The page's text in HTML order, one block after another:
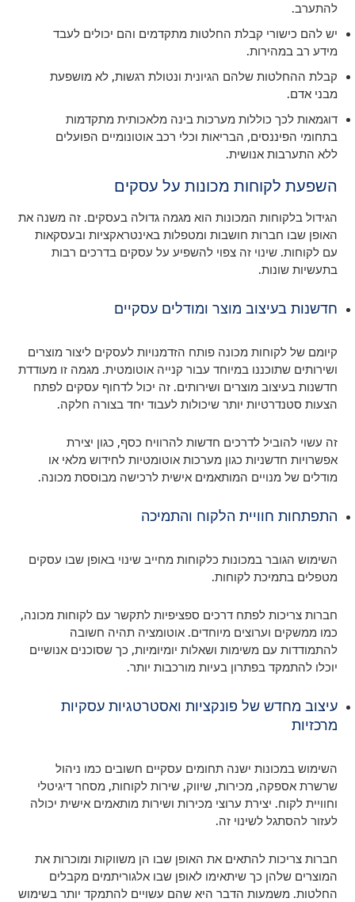
להתערב.
יש להם כישורי קבלת החלטות מתקדמים והם יכולים לעבד
מידע רב במהירות.
קבלת ההחלטות שלהם הגיונית ונטולת רגשות, לא מושפעת
מבני אדם.
דוגמאות לכך כוללות מערכות בינה מלאכותית מתקדמות
בתחומי הפיננסים, הבריאות וכלי רכב אוטונומיים הפועלים
ללא התערבות אנושית.
השפעת לקוחות מכונות על עסקים
הגידול בלקוחות המכונות הוא מגמה גדולה בעסקים. זה משנה את
האופן שבו חברות חושבות ומטפלות באינטראקציות ובעסקאות
עם לקוחות. שינוי זה צפוי להשפיע על עסקים בדרכים רבות
בתעשיות שונות.
חדשנות בעיצוב מוצר ומודלים עסקיים
קיומם של לקוחות מכונה פותח הזדמנויות לעסקים ליצור מוצרים
ושירותים שתוכננו במיוחד עבור קנייה אוטומטית. מגמה זו מעודדת
חדשנות בעיצוב מוצרים ושירותים. זה יכול לדחוף עסקים לפתח
הצעות סטנדרטיות יותר שיכולות לעבוד יחד בצורה חלקה.
זה עשוי להוביל לדרכים חדשות להרוויח כסף, כגון יצירת
אפשרויות חדשניות כגון מערכות אוטומטיות לחידוש מלאי או
מודלים של מנויים המותאמים אישית לרכישה מבוססת מכונה.
התפתחות חוויית הלקוח והתמיכה
השימוש הגובר במכונות כלקוחות מחייב שינוי באופן שבו עסקים
מטפלים בתמיכת לקוחות.
חברות צריכות לפתח דרכים ספציפיות לתקשר עם לקוחות מכונה,
כמו ממשקים וערוצים מיוחדים. אוטומציה תהיה חשובה
להתמודדות עם משימות ושאלות יומיומיות, כך שסוכנים אנושיים
יוכלו להתמקד בפתרון בעיות מורכבות יותר.
עיצוב מחדש של פונקציות ואסטרטגיות עסקיות
מרכזיות
השימוש במכונות ישנה תחומים עסקיים חשובים כמו ניהול
שרשרת אספקה, מכירות, שיווק, שירות לקוחות, מסחר דיגיטלי
וחוויית לקוח. יצירת ערוצי מכירות ושירות מותאמים אישית יכולה
לעזור להסתגל לשינוי זה.
חברות צריכות להתאים את האופן שבו הן משווקות ומוכרות את
המוצרים שלהן כך שיתאימו לאופן שבו אלגוריתמים מקבלים
החלטות. משמעות הדבר היא שהם עשויים להתמקד יותר בשימוש